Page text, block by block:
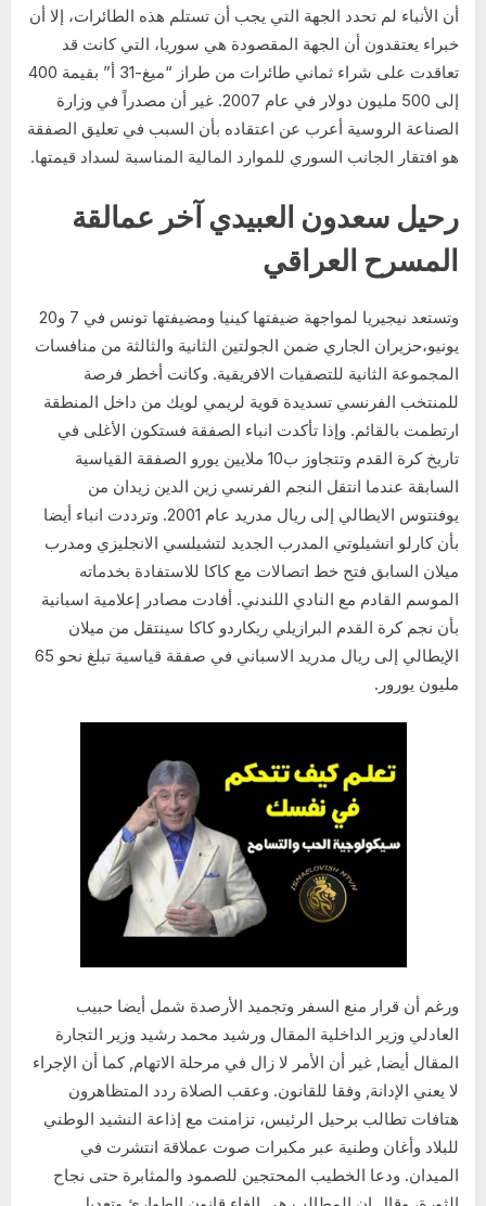
أن الأنباء لم تحدد الجهة التي يجب أن تستلم هذه الطائرات، إلا أن
خبراء يعتقدون أن الجهة المقصودة هي سوريا، التي كانت قد
تعاقدت على شراء ثماني طائرات من طراز “ميغ-31 أ” بقيمة 400
إلى 500 مليون دولار في عام 2007. غير أن مصدراً في وزارة
الصناعة الروسية أعرب عن اعتقاده بأن السبب في تعليق الصفقة
هو افتقار الجانب السوري للموارد المالية المناسبة لسداد قيمتها.
رحيل سعدون العبيدي آخر عمالقة
المسرح العراقي
وتستعد نيجيريا لمواجهة ضيفتها كينيا ومضيفتها تونس في 7 و20
يونيو،حزيران الجاري ضمن الجولتين الثانية والثالثة من منافسات
المجموعة الثانية للتصفيات الافريقية. وكانت أخطر فرصة
للمنتخب الفرنسي تسديدة قوية لريمي لويك من داخل المنطقة
ارتطمت بالقائم. وإذا تأكدت انباء الصفقة فستكون الأغلى في
تاريخ كرة القدم وتتجاوز ب10 ملايين يورو الصفقة القياسية
السابقة عندما انتقل النجم الفرنسي زين الدين زيدان من
يوفنتوس الايطالي إلى ريال مدريد عام 2001. وترددت انباء أيضا
بأن كارلو انشيلوتي المدرب الجديد لتشيلسي الانجليزي ومدرب
ميلان السابق فتح خط اتصالات مع كاكا للاستفادة بخدماته
الموسم القادم مع النادي اللندني. أفادت مصادر إعلامية اسبانية
بأن نجم كرة القدم البرازيلي ريكاردو كاكا سينتقل من ميلان
الإيطالي إلى ريال مدريد الاسباني في صفقة قياسية تبلغ نحو 65
مليون يورور.
ورغم أن قرار منع السفر وتجميد الأرصدة شمل أيضا حبيب
العادلي وزير الداخلية المقال ورشيد محمد رشيد وزير التجارة
المقال أيضا, غير أن الأمر لا زال في مرحلة الاتهام, كما أن الإجراء
لا يعني الإدانة, وفقا للقانون. وعقب الصلاة ردد المتظاهرون
هتافات تطالب برحيل الرئيس، تزامنت مع إذاعة النشيد الوطني
للبلاد وأغان وطنية عبر مكبرات صوت عملاقة انتشرت في
الميدان. ودعا الخطيب المحتجين للصمود والمثابرة حتى نجاح